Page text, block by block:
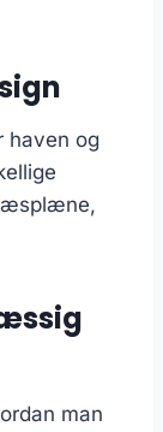
haven og
man